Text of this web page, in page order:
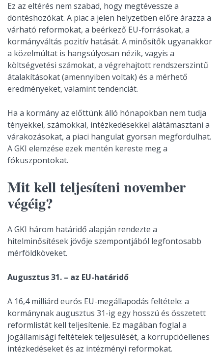
Ez az eltérés nem szabad, hogy megtévessze a
döntéshozókat. A piac a jelen helyzetben előre árazza a
várható reformokat, a beérkező EU-forrásokat, a
kormányváltás pozitív hatását. A minősítők ugyanakkor
a közelmúltat is hangsúlyosan nézik, vagyis a
költségvetési számokat, a végrehajtott rendszerszintű
átalakításokat (amennyiben voltak) és a mérhető
eredményeket, valamint tendenciát.
Ha a kormány az előttünk álló hónapokban nem tudja
tényekkel, számokkal, intézkedésekkel alátámasztani a
várakozásokat, a piaci hangulat gyorsan megfordulhat.
A GKI elemzése ezek mentén kereste meg a
fókuszpontokat.
Mit kell teljesíteni november
végéig?
A GKI három határidő alapján rendezte a
hitelminősítések jövője szempontjából legfontosabb
mérföldköveket.
Augusztus 31. – az EU-határidő
A 16,4 milliárd eurós EU-megállapodás feltétele: a
kormánynak augusztus 31-ig egy hosszú és összetett
reformlistát kell teljesítenie. Ez magában foglal a
jogállamisági feltételek teljesülését, a korrupcióellenes
intézkedéseket és az intézményi reformokat.